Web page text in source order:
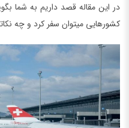
در این مقاله قصد داریم به شما
کشورهایی میتوان سفر کرد و چه